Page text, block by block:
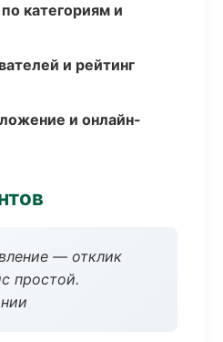
категориям и
и рейтинг
и онлайн-
— отклик
простой.